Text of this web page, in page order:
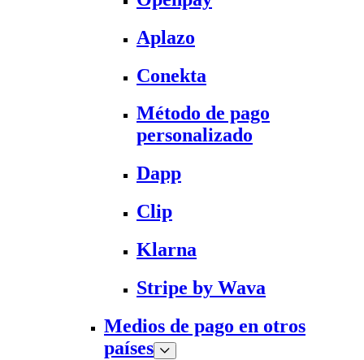
Aplazo
Conekta
Método de pago
personalizado
Dapp
Clip
Klarna
Stripe by Wava
Medios de pago en otros
países